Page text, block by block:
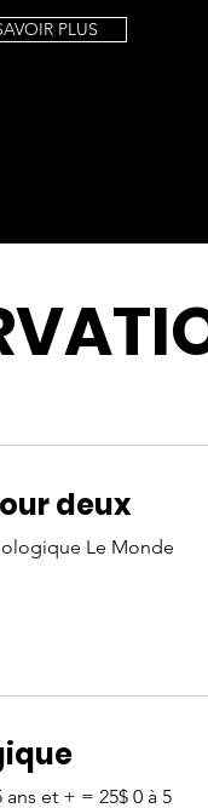
PLUS
deux
Le Monde
ans et + = 25$ 0 à 5